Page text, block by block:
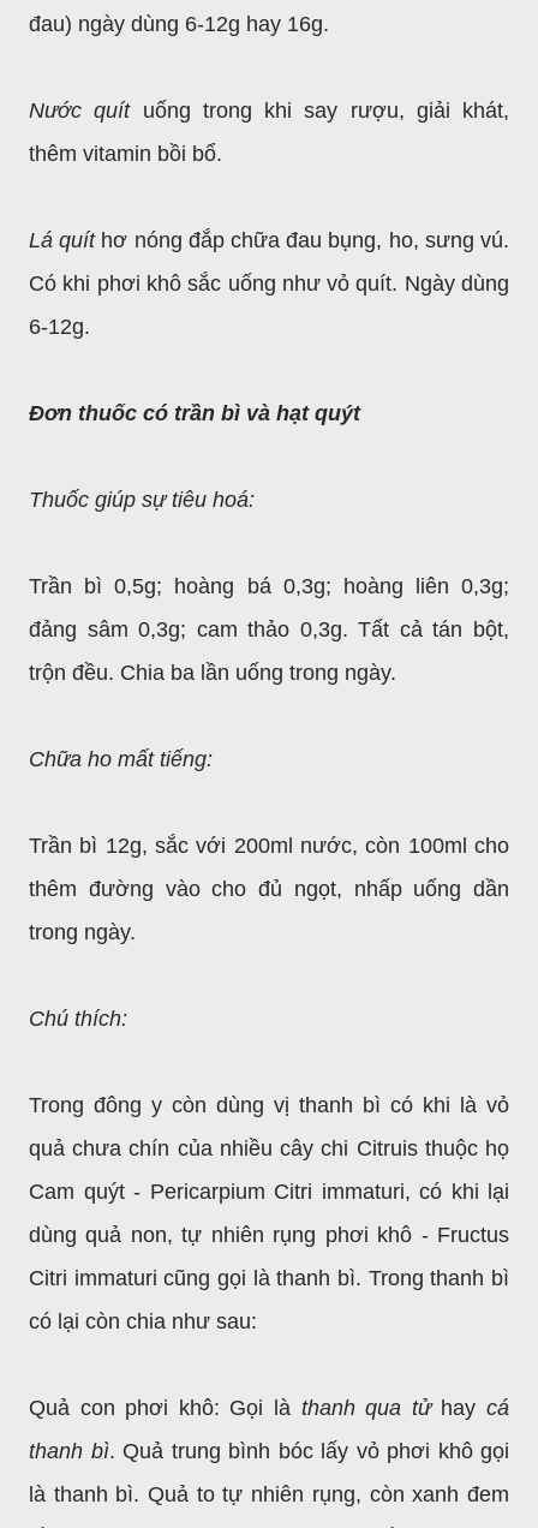
đau) ngày dùng 6-12g hay 16g.
Nước quítuống trong khi say rượu, giải khát,
thêm vitamin bồi bổ.
Lá quíthơ nóng đắp chữa đau bụng, ho, sưng vú.
Có khi phơi khô sắc uống như vỏ quít. Ngày dùng
6-12g.
Đơn thuốc có trần bì và hạt quýt
Thuốc giúp sự tiêu hoá:
Trần bì 0,5g; hoàng bá 0,3g; hoàng liên 0,3g;
đảng sâm 0,3g; cam thảo 0,3g. Tất cả tán bột,
trộn đều. Chia ba lần uống trong ngày.
Chữa ho mất tiếng:
Trần bì 12g, sắc với 200ml nước, còn 100ml cho
thêm đường vào cho đủ ngọt, nhấp uống dần
trong ngày.
Chú thích:
Trong đông y còn dùng vị thanh bì có khi là vỏ
quả chưa chín của nhiều cây chi Citruis thuộc họ
Cam quýt - Pericarpium Citri immaturi, có khi lại
dùng quả non, tự nhiên rụng phơi khô - Fructus
Citri immaturi cũng gọi là thanh bì. Trong thanh bì
có lại còn chia như sau:
Quả con phơi khô: Gọi là thanh qua tửhaycá
thanh bì. Quả trung bình bóc lấy vỏ phơi khô gọi
là thanh bì. Quả to tự nhiên rụng, còn xanh đem